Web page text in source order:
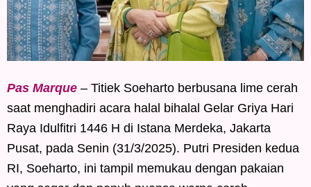
Pas Marque – Titiek Soeharto berbusana lime cerah
saat menghadiri acara halal bihalal Gelar Griya Hari
Raya Idulfitri 1446 H di Istana Merdeka, Jakarta
Pusat, pada Senin (31/3/2025). Putri Presiden kedua
RI, Soeharto, ini tampil memukau dengan pakaian